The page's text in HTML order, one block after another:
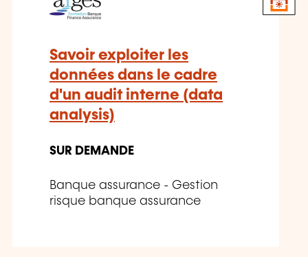
Savoir exploiter les
données dans le cadre
d'un audit interne (data
analysis)
SUR DEMANDE
Banque assurance - Gestion
risque banque assurance